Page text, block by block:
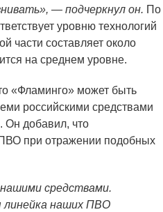
— подчеркнул он. По
уровню технологий
части составляет около
на среднем уровне.
«Фламинго» может быть
российскими средствами
Он добавил, что
при отражении подобных
средствами.
линейка наших ПВО